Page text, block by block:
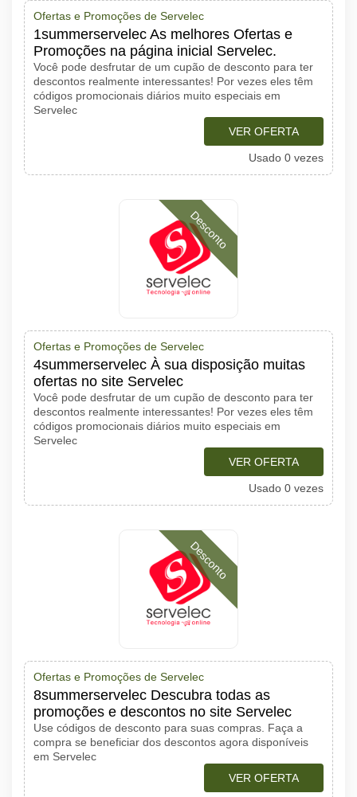
Ofertas e Promoções de Servelec
1summerservelec As melhores Ofertas e
Promoções na página inicial Servelec.
Você pode desfrutar de um cupão de desconto para ter
descontos realmente interessantes! Por vezes eles têm
códigos promocionais diários muito especiais em
Servelec
VER OFERTA
Usado 0 vezes
Desconto
Ofertas e Promoções de Servelec
4summerservelec À sua disposição muitas
ofertas no site Servelec
Você pode desfrutar de um cupão de desconto para ter
descontos realmente interessantes! Por vezes eles têm
códigos promocionais diários muito especiais em
Servelec
VER OFERTA
Usado 0 vezes
Desconto
Ofertas e Promoções de Servelec
8summerservelec Descubra todas as
promoções e descontos no site Servelec
Use códigos de desconto para suas compras. Faça a
compra se beneficiar dos descontos agora disponíveis
em Servelec
VER OFERTA